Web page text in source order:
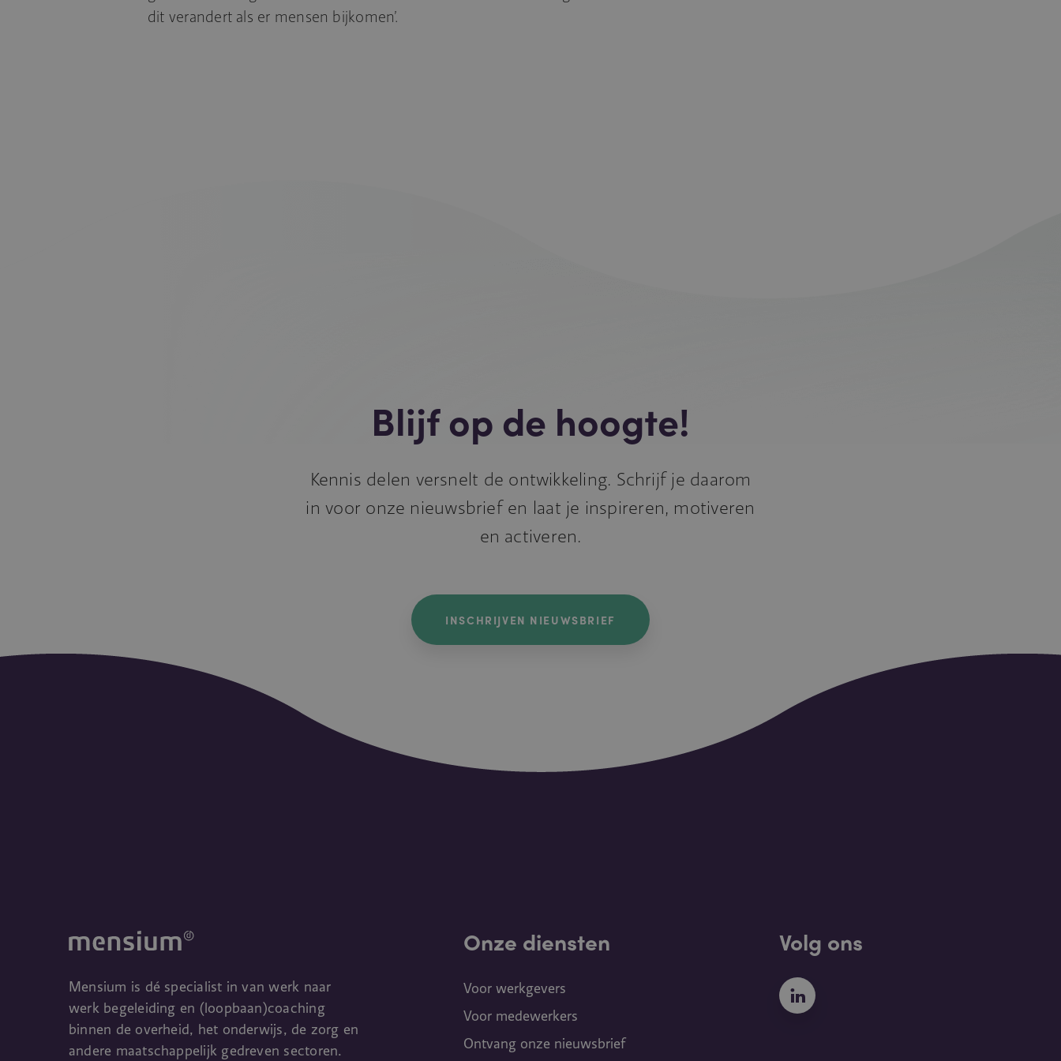
dit verandert als er mensen bijkomen’.
Blijf op de hoogte!
Kennis delen versnelt de ontwikkeling. Schrijf je daarom
in voor onze nieuwsbrief en laat je inspireren, motiveren
en activeren.
INSCHRIJVEN NIEUWSBRIEF
Mensium is dé specialist in van werk naar
werk begeleiding en (loopbaan)coaching
binnen de overheid, het onderwijs, de zorg en
andere maatschappelijk gedreven sectoren.
Onze diensten
Voor werkgevers
Voor medewerkers
Ontvang onze nieuwsbrief
Volg ons